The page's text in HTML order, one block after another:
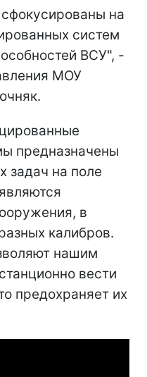
на
систем
ВСУ", -
МОУ
предназначены
задач на поле
в
калибров.
нашим
вести
предохраняет их